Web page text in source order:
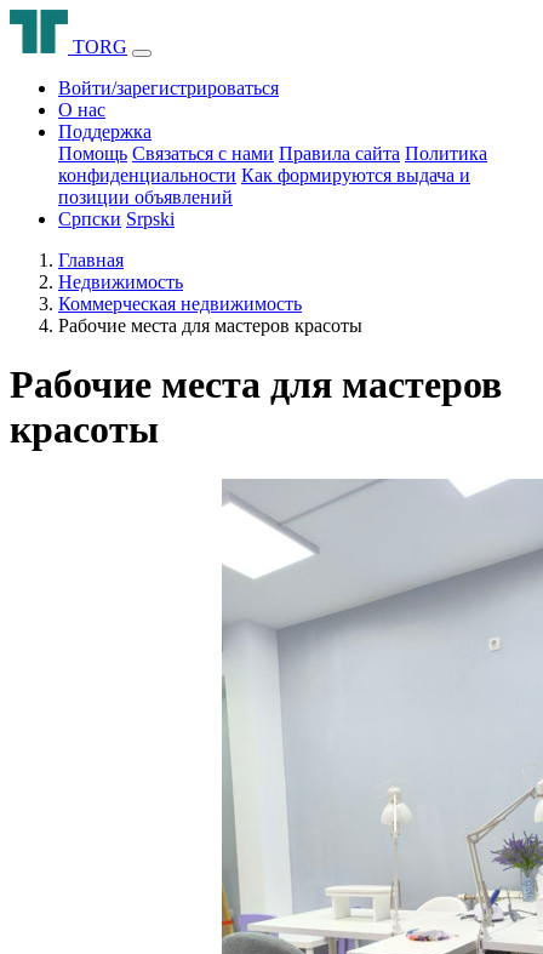
TORG
Войти/зарегистрироваться
О нас
Поддержка
Помощь Связаться с нами Правила сайта Политика
конфиденциальности Как формируются выдача и
позиции объявлений
Српски Srpski
Главная
Недвижимость
Коммерческая недвижимость
Рабочие места для мастеров красоты
Рабочие места для мастеров
красоты